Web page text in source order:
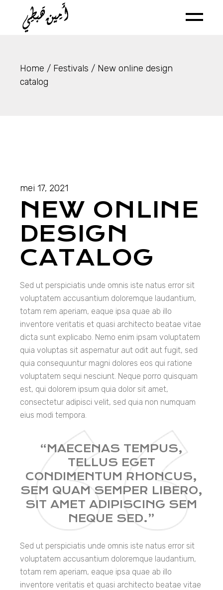
Home Festivals
New online design
catalog
mei 17, 2021
NEW ONLINE
DESIGN
CATALOG
Sed ut perspiciatis unde omnis iste natus error sit
voluptatem accusantium doloremque laudantium,
totam rem aperiam, eaque ipsa quae ab illo
inventore veritatis et quasi architecto beatae vitae
dicta sunt explicabo. Nemo enim ipsam voluptatem
quia voluptas sit aspernatur aut odit aut fugit, sed
quia consequuntur magni dolores eos qui ratione
voluptatem sequi nesciunt. Neque porro quisquam
est, qui dolorem ipsum quia dolor sit amet,
consectetur adipisci velit, sed quia non numquam
eius modi tempora.
“MAECENAS TEMPUS,
TELLUS EGET
CONDIMENTUM RHONCUS,
SEM QUAM SEMPER LIBERO,
SIT AMET ADIPISCING SEM
NEQUE SED.”
Sed ut perspiciatis unde omnis iste natus error sit
voluptatem accusantium doloremque laudantium,
totam rem aperiam, eaque ipsa quae ab illo
inventore veritatis et quasi architecto beatae vitae